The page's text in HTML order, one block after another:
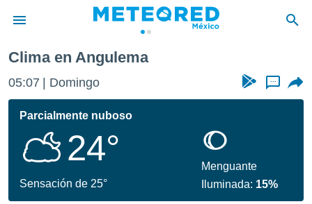
de
ha sido
que se
calidad.
a este
Clima en Angulema
05:07 Domingo ...
Parcialmente nuboso
24°
Sensación de 25°
Menguante
Iluminada: 15%